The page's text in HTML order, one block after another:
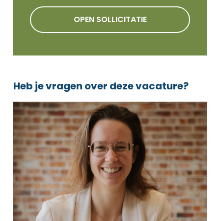
OPEN SOLLICITATIE
Heb je vragen over deze vacature?